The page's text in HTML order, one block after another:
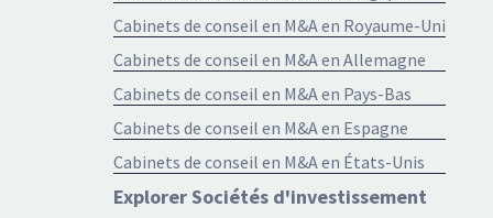
Cabinets de conseil en M&A en Royaume-Uni
Cabinets de conseil en M&A en Allemagne
Cabinets de conseil en M&A en Pays-Bas
Cabinets de conseil en M&A en Espagne
Cabinets de conseil en M&A en États-Unis
Explorer Sociétés d'investissement